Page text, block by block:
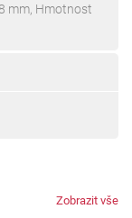
mm, Hmotnost
Zobrazit vše